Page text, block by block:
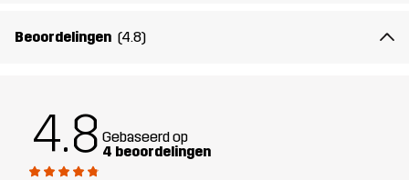
Artikelnummer
Beoordelingen (4.8)
4.8 Gebaseerd op
4 beoordelingen